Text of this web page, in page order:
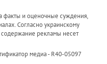
факты и оценочные суждения,
Согласно украинскому
содержание рекламы несет
медиа - R40-05097